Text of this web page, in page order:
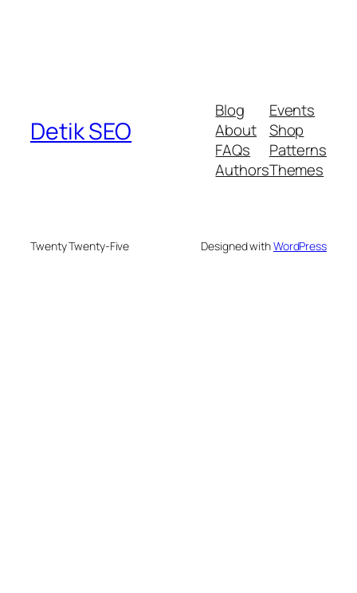
Detik SEO
Blog
About
FAQs
Authors
Events
Shop
Patterns
Themes
Twenty Twenty-Five Designed withWordPress